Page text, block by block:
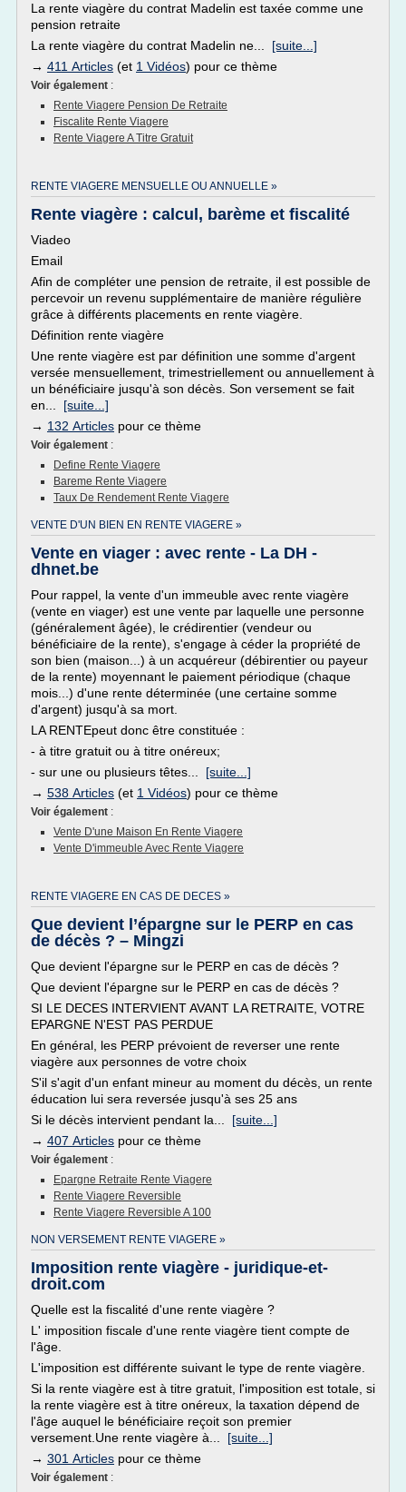
La rente viagère du contrat Madelin est taxée comme une
pension retraite
La rente viagère du contrat Madelin ne... [suite...]
→ 411 Articles (et 1 Vidéos) pour ce thème
Voir également :
Rente Viagere Pension De Retraite
Fiscalite Rente Viagere
Rente Viagere A Titre Gratuit
RENTE VIAGERE MENSUELLE OU ANNUELLE »
Rente viagère : calcul, barème et fiscalité
Viadeo
Email
Afin de compléter une pension de retraite, il est possible de
percevoir un revenu supplémentaire de manière régulière
grâce à différents placements en rente viagère.
Définition rente viagère
Une rente viagère est par définition une somme d'argent
versée mensuellement, trimestriellement ou annuellement à
un bénéficiaire jusqu'à son décès. Son versement se fait
en... [suite...]
→ 132 Articles pour ce thème
Voir également :
Define Rente Viagere
Bareme Rente Viagere
Taux De Rendement Rente Viagere
VENTE D'UN BIEN EN RENTE VIAGERE »
Vente en viager : avec rente - La DH -
dhnet.be
Pour rappel, la vente d'un immeuble avec rente viagère
(vente en viager) est une vente par laquelle une personne
(généralement âgée), le crédirentier (vendeur ou
bénéficiaire de la rente), s'engage à céder la propriété de
son bien (maison...) à un acquéreur (débirentier ou payeur
de la rente) moyennant le paiement périodique (chaque
mois...) d'une rente déterminée (une certaine somme
d'argent) jusqu'à sa mort.
LA RENTEpeut donc être constituée :
- à titre gratuit ou à titre onéreux;
- sur une ou plusieurs têtes... [suite...]
→ 538 Articles (et 1 Vidéos) pour ce thème
Voir également :
Vente D'une Maison En Rente Viagere
Vente D'immeuble Avec Rente Viagere
RENTE VIAGERE EN CAS DE DECES »
Que devient l’épargne sur le PERP en cas
de décès ? – Mingzi
Que devient l'épargne sur le PERP en cas de décès ?
Que devient l'épargne sur le PERP en cas de décès ?
SI LE DECES INTERVIENT AVANT LA RETRAITE, VOTRE
EPARGNE N'EST PAS PERDUE
En général, les PERP prévoient de reverser une rente
viagère aux personnes de votre choix
S'il s'agit d'un enfant mineur au moment du décès, un rente
éducation lui sera reversée jusqu'à ses 25 ans
Si le décès intervient pendant la... [suite...]
→ 407 Articles pour ce thème
Voir également :
Epargne Retraite Rente Viagere
Rente Viagere Reversible
Rente Viagere Reversible A 100
NON VERSEMENT RENTE VIAGERE »
Imposition rente viagère - juridique-et-
droit.com
Quelle est la fiscalité d'une rente viagère ?
L' imposition fiscale d'une rente viagère tient compte de
l'âge.
L'imposition est différente suivant le type de rente viagère.
Si la rente viagère est à titre gratuit, l'imposition est totale, si
la rente viagère est à titre onéreux, la taxation dépend de
l'âge auquel le bénéficiaire reçoit son premier
versement.Une rente viagère à... [suite...]
→ 301 Articles pour ce thème
Voir également :